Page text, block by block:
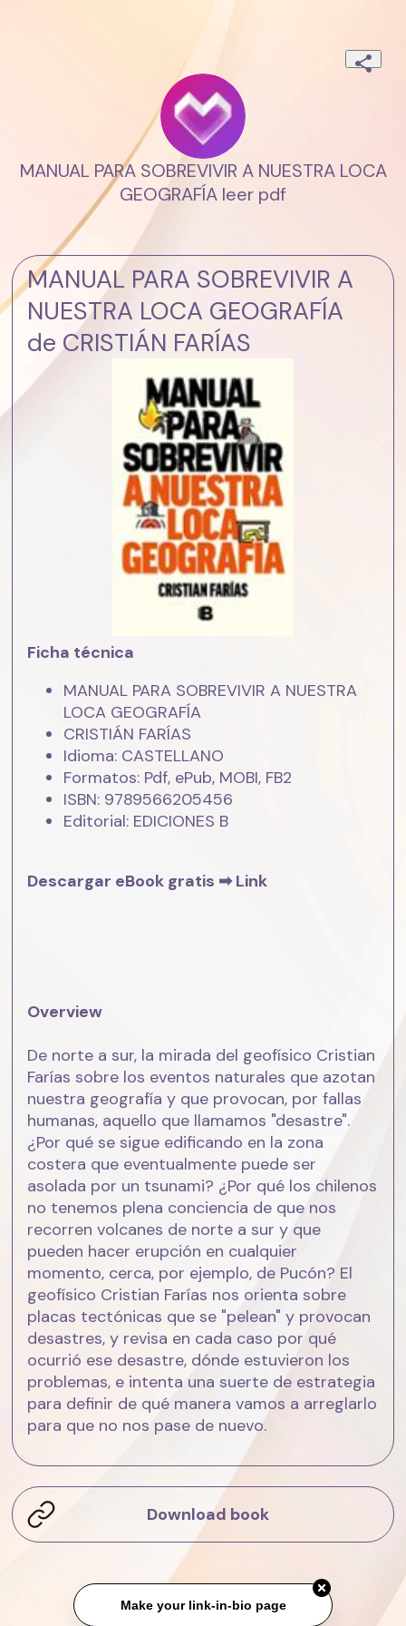
MANUAL PARA SOBREVIVIR A NUESTRA LOCA
GEOGRAFÍA leer pdf
MANUAL PARA SOBREVIVIR A
NUESTRA LOCA GEOGRAFÍA
de CRISTIÁN FARÍAS
Ficha técnica
MANUAL PARA SOBREVIVIR A NUESTRA
LOCA GEOGRAFÍA
CRISTIÁN FARÍAS
Idioma: CASTELLANO
Formatos: Pdf, ePub, MOBI, FB2
ISBN: 9789566205456
Editorial: EDICIONES B
Descargar eBook gratis ➡ Link
Overview
De norte a sur, la mirada del geofísico Cristian
Farías sobre los eventos naturales que azotan
nuestra geografía y que provocan, por fallas
humanas, aquello que llamamos "desastre".
¿Por qué se sigue edificando en la zona
costera que eventualmente puede ser
asolada por un tsunami? ¿Por qué los chilenos
no tenemos plena conciencia de que nos
recorren volcanes de norte a sur y que
pueden hacer erupción en cualquier
momento, cerca, por ejemplo, de Pucón? El
geofísico Cristian Farías nos orienta sobre
placas tectónicas que se "pelean" y provocan
desastres, y revisa en cada caso por qué
ocurrió ese desastre, dónde estuvieron los
problemas, e intenta una suerte de estrategia
para definir de qué manera vamos a arreglarlo
para que no nos pase de nuevo.
Download book
Make your link-in-bio page